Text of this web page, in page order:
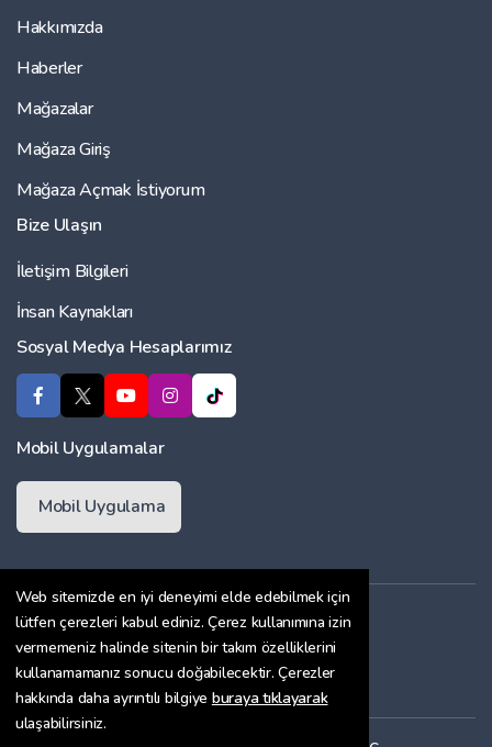
Web sitemizde en iyi deneyimi elde edebilmek için
lütfen çerezleri kabul ediniz. Çerez kullanımına izin
vermemeniz halinde sitenin bir takım özelliklerini
kullanamamanız sonucu doğabilecektir. Çerezler
hakkında daha ayrıntılı bilgiye buraya tıklayarak
ulaşabilirsiniz.
Hakkımızda
Haberler
Mağazalar
Mağaza Giriş
Mağaza Açmak İstiyorum
Bize Ulaşın
İletişim Bilgileri
İnsan Kaynakları
Sosyal Medya Hesaplarımız
Mobil Uygulamalar
Mobil Uygulama
Üyelik Sözleşmesi
Çerez Politikası
Gizlilik Sözleşmesi